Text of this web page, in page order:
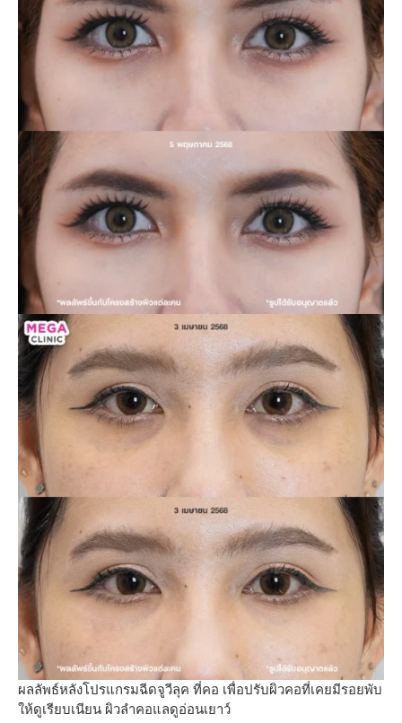
ผลลัพธ์หลังโปรแกรมฉีดจูวีลุค ที่คอ เพื่อปรับผิวคอที่เคยมีรอยพับ
ให้ดูเรียบเนียน ผิวลำคอแลดูอ่อนเยาว์